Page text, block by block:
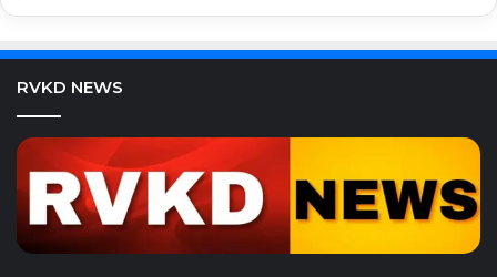
RVKD NEWS